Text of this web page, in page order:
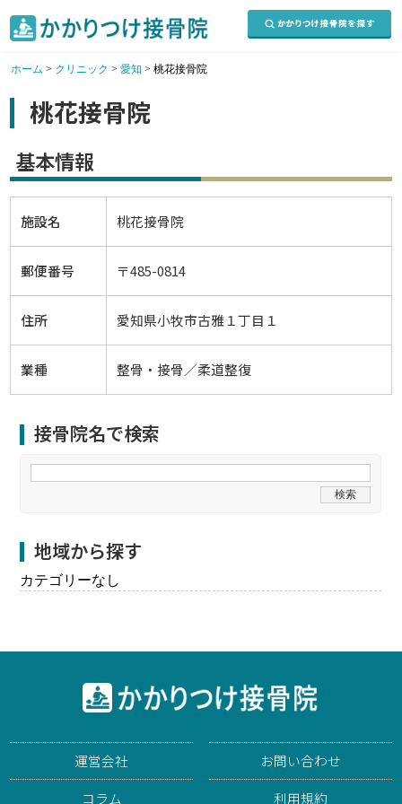
ホーム > クリニック > 愛知 > 桃花接骨院
桃花接骨院
基本情報
施設名 桃花接骨院
郵便番号 〒485-0814
住所 愛知県小牧市古雅１丁目１
業種 整骨・接骨／柔道整復
接骨院名で検索
地域から探す
カテゴリーなし
運営会社
コラム
お問い合わせ
利用規約